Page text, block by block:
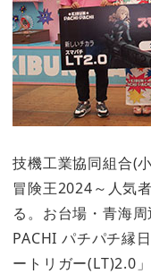
技機工業協同組合(
冒険王2024～人気
る。お台場・青海
PACHI パチパチ縁
ートリガー(LT)2.0